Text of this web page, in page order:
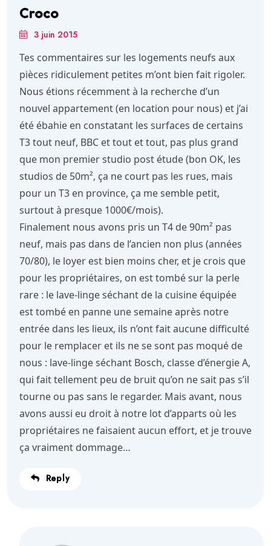
Croco
3 juin 2015
Tes commentaires sur les logements neufs aux
pièces ridiculement petites m’ont bien fait rigoler.
Nous étions récemment à la recherche d’un
nouvel appartement (en location pour nous) et j’ai
été ébahie en constatant les surfaces de certains
T3 tout neuf, BBC et tout et tout, pas plus grand
que mon premier studio post étude (bon OK, les
studios de 50m², ça ne court pas les rues, mais
pour un T3 en province, ça me semble petit,
surtout à presque 1000€/mois).
Finalement nous avons pris un T4 de 90m² pas
neuf, mais pas dans de l’ancien non plus (années
70/80), le loyer est bien moins cher, et je crois que
pour les propriétaires, on est tombé sur la perle
rare : le lave-linge séchant de la cuisine équipée
est tombé en panne une semaine après notre
entrée dans les lieux, ils n’ont fait aucune difficulté
pour le remplacer et ils ne se sont pas moqué de
nous : lave-linge séchant Bosch, classe d’énergie A,
qui fait tellement peu de bruit qu’on ne sait pas s’il
tourne ou pas sans le regarder. Mais avant, nous
avons aussi eu droit à notre lot d’apparts où les
propriétaires ne faisaient aucun effort, et je trouve
ça vraiment dommage…
Reply